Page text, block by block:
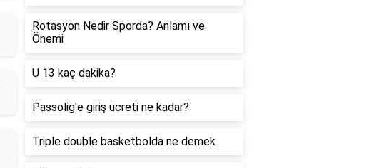
Rotasyon Nedir Sporda? Anlamı ve
Önemi
U 13 kaç dakika?
Passolig'e giriş ücreti ne kadar?
Triple double basketbolda ne demek